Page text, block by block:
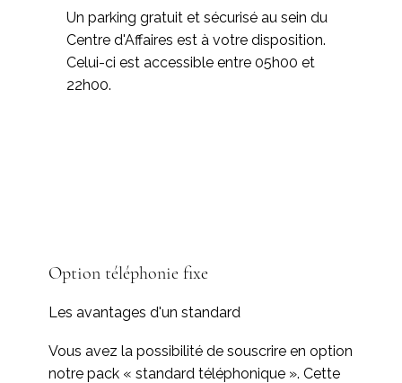
Un parking gratuit et sécurisé au sein du
Centre d'Affaires est à votre disposition.
Celui-ci est accessible entre 05h00 et
22h00.
Option téléphonie fixe
Les avantages d'un standard
Vous avez la possibilité de souscrire en option
notre pack « standard téléphonique ». Cette